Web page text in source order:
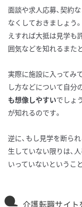
面談や求人応募、契約
なくしておきましょう
えすれば大抵は見学も
囲気などを知れるまた
実際に施設に入ってみ
し方などについて自分
も想像しやすいでしょ
が知れるのです。
逆に、もし見学を断ら
生していない限りは、
いっていないというこ
介護転職サイト